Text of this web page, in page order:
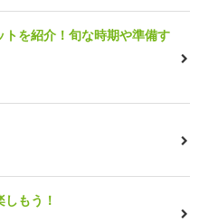
を紹介！旬な時期や準備す
もう！